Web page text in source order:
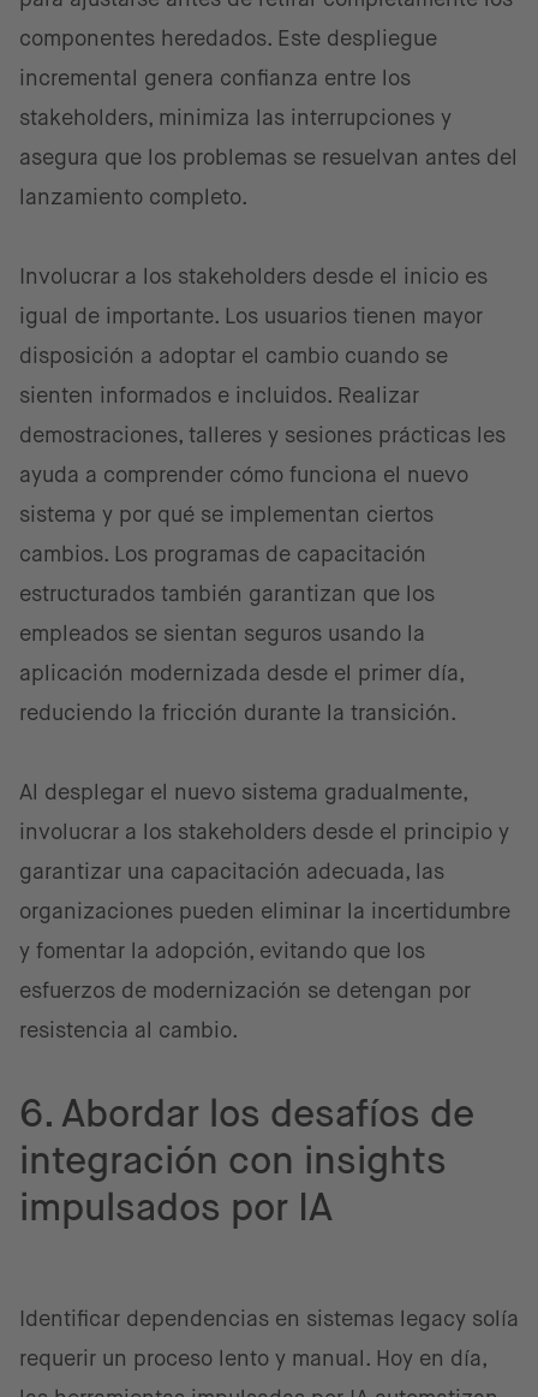
componentes heredados. Este despliegue
incremental genera confianza entre los
stakeholders, minimiza las interrupciones y
asegura que los problemas se resuelvan antes del
lanzamiento completo.
Involucrar a los stakeholders desde el inicio es
igual de importante. Los usuarios tienen mayor
disposición a adoptar el cambio cuando se
sienten informados e incluidos. Realizar
demostraciones, talleres y sesiones prácticas les
ayuda a comprender cómo funciona el nuevo
sistema y por qué se implementan ciertos
cambios. Los programas de capacitación
estructurados también garantizan que los
empleados se sientan seguros usando la
aplicación modernizada desde el primer día,
reduciendo la fricción durante la transición.
Al desplegar el nuevo sistema gradualmente,
involucrar a los stakeholders desde el principio y
garantizar una capacitación adecuada, las
organizaciones pueden eliminar la incertidumbre
y fomentar la adopción, evitando que los
esfuerzos de modernización se detengan por
resistencia al cambio.
6. Abordar los desafíos de
integración con insights
impulsados por IA
Identificar dependencias en sistemas legacy solía
requerir un proceso lento y manual. Hoy en día,